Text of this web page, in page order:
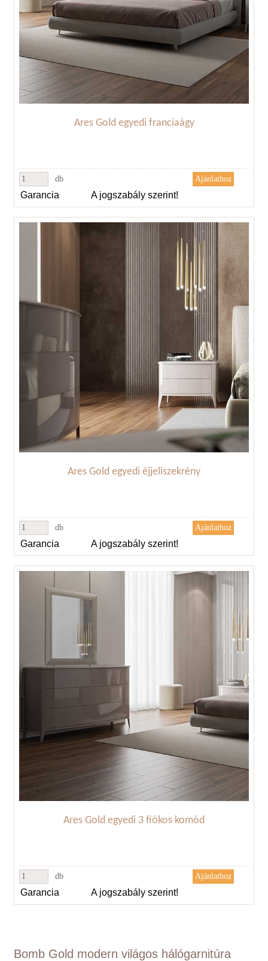
Ares Gold egyedi franciaágy
db
Garancia A jogszabály szerint!
Ares Gold egyedi éjjeliszekrény
db
Garancia A jogszabály szerint!
Ares Gold egyedi 3 fiókos komód
db
Garancia A jogszabály szerint!
Bomb Gold modern világos hálógarnitúra